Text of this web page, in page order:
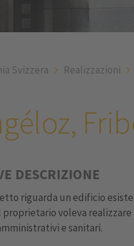
Svizzera Realizzazioni
DESCRIZIONE
riguarda un edificio
proprietario voleva
e sanitari.